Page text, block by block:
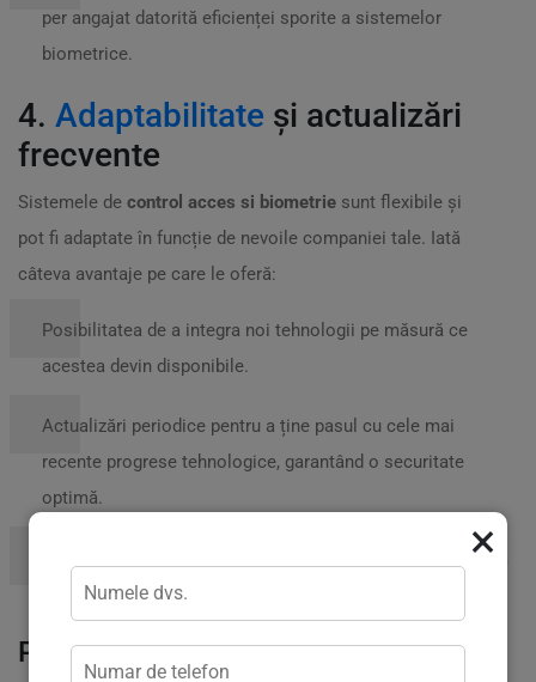
per angajat datorită eficienței sporite a sistemelor
biometrice.
4. Adaptabilitate și actualizări
frecvente
Sistemele de control acces si biometrie sunt flexibile și
pot fi adaptate în funcție de nevoile companiei tale. Iată
câteva avantaje pe care le oferă:
Posibilitatea de a integra noi tehnologii pe măsură ce
acestea devin disponibile.
Actualizări periodice pentru a ține pasul cu cele mai
recente progrese tehnologice, garantând o securitate
optimă.
Capacitatea de a extinde sistemul pe măsură ce compania
ta crește, fără a fi nevoie de reinstalări costisitoare.
Poveste reală
×